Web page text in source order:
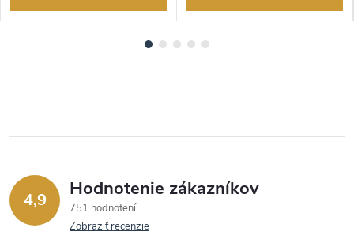
4,9 Hodnotenie zákazníkov
751 hodnotení
Zobraziť recenzie